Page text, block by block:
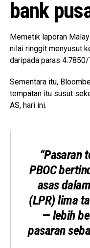
bank
Memetik laporan
nilai ringgit menyusut
daripada paras
Sementara itu,
tempatan itu susut
AS, hari ini.
“Pasaran
PBOC
asas
(LPR) lima
— lebih
pasaran